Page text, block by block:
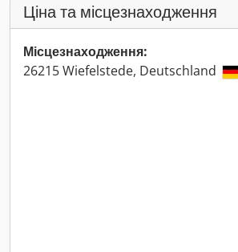
Ціна та місцезнаходження
Місцезнаходження:
26215 Wiefelstede, Deutschland